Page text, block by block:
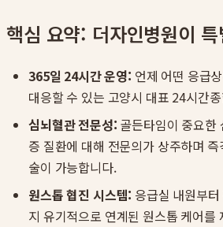
핵심 요약: 더자인병원이
365일 24시간 운영: 언제 어떤 응급
대응할 수 있는 고양시 대표 24시간
심뇌혈관 전문성: 골든타임이 중요한
증 질환에 대해 전문의가 상주하며
술이 가능합니다.
원스톱 협진 시스템: 응급실 내원부
지 유기적으로 연계된 원스톱 케어를